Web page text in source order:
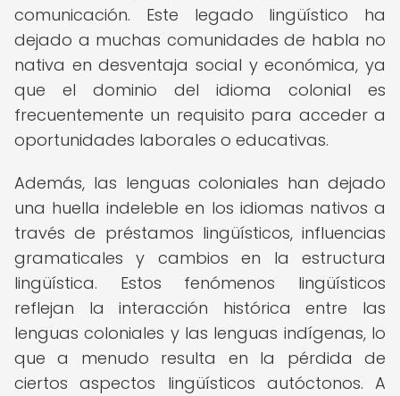
comunicación. Este legado lingüístico ha
dejado a muchas comunidades de habla no
nativa en desventaja social y económica, ya
que el dominio del idioma colonial es
frecuentemente un requisito para acceder a
oportunidades laborales o educativas.
Además, las lenguas coloniales han dejado
una huella indeleble en los idiomas nativos a
través de préstamos lingüísticos, influencias
gramaticales y cambios en la estructura
lingüística. Estos fenómenos lingüísticos
reflejan la interacción histórica entre las
lenguas coloniales y las lenguas indígenas, lo
que a menudo resulta en la pérdida de
ciertos aspectos lingüísticos autóctonos. A